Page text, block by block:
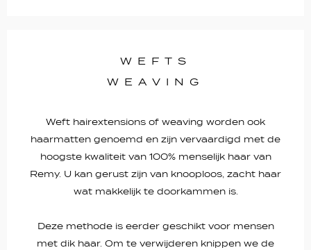
WEFTS
WEAVING
Weft hairextensions of weaving worden ook
haarmatten genoemd en zijn vervaardigd met de
hoogste kwaliteit van 100% menselijk haar van
Remy. U kan gerust zijn van knooploos, zacht haar
wat makkelijk te doorkammen is.
Deze methode is eerder geschikt voor mensen
met dik haar. Om te verwijderen knippen we de